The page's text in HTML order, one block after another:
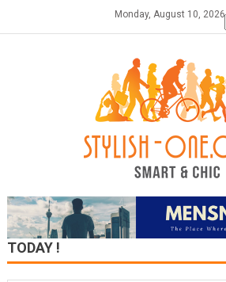
Monday, August 10, 2026
TODAY !